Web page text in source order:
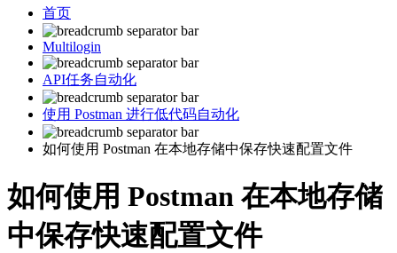
首页
Multilogin
API任务自动化
使用 Postman 进行低代码自动化
如何使用 Postman 在本地存储中保存快速配置文件
如何使用 Postman 在本地存储
中保存快速配置文件